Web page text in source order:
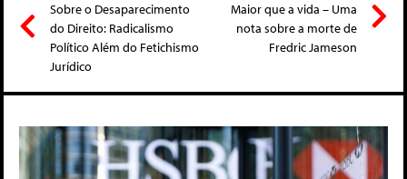
Sobre o Desaparecimento
do Direito: Radicalismo
Político Além do Fetichismo
Jurídico
Maior que a vida – Uma
nota sobre a morte de
Fredric Jameson